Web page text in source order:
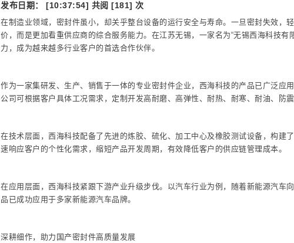
发布日期： [10:37:54] 共阅 [181] 次
在制造业领域，密封件虽小，却关乎整台设备的运行安全与寿命。一旦密封失效
价，而是更加看重供应商的综合服务能力。在江苏无锡，一家名为“无锡西海科技
力，成为越来越多行业客户的首选合作伙伴。
作为一家集研发、生产、销售于一体的专业密封件企业，西海科技的产品已广泛
公司可根据客户具体工况需求，定制开发高耐磨、高弹性、耐热、耐寒、耐油、防
在技术层面，西海科技配备了先进的炼胶、硫化、加工中心及橡胶测试设备，构建
速响应客户的个性化需求，缩短产品开发周期，有效降低客户的供应链管理成本。
在应用层面，西海科技紧跟下游产业升级步伐。以汽车行业为例，随着新能源汽
品已成功应用于多家新能源汽车品牌。
深耕细作，助力国产密封件高质量发展